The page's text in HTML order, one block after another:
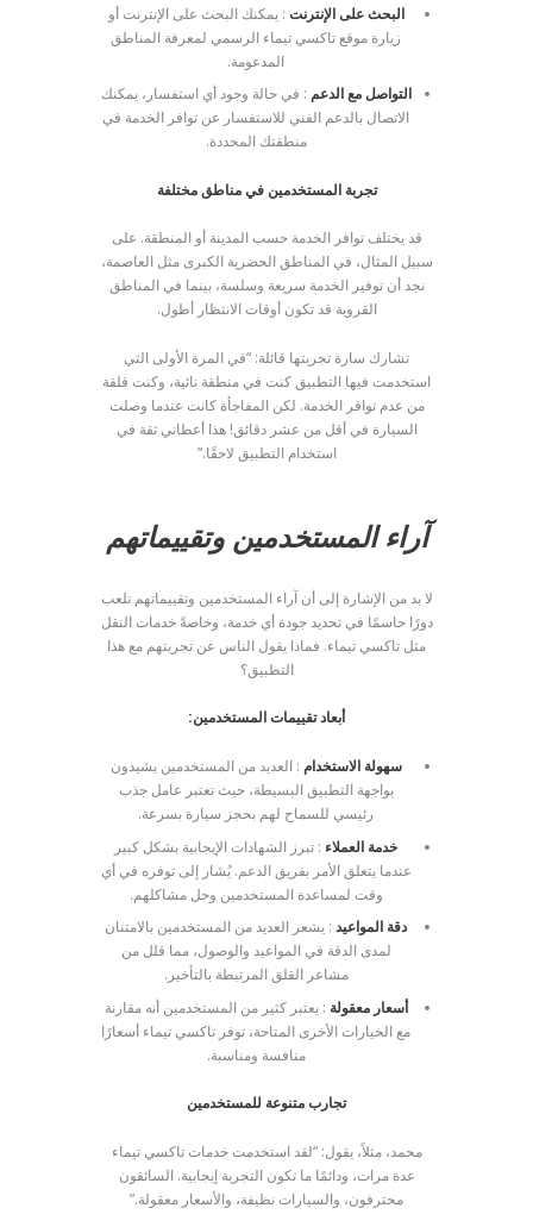
البحث على الإنترنت : يمكنك البحث على الإنترنت أو
زيارة موقع تاكسي تيماء الرسمي لمعرفة المناطق
المدعومة.
التواصل مع الدعم : في حالة وجود أي استفسار، يمكنك
الاتصال بالدعم الفني للاستفسار عن توافر الخدمة في
منطقتك المحددة.
تجربة المستخدمين في مناطق مختلفة
قد يختلف توافر الخدمة حسب المدينة أو المنطقة. على
سبيل المثال، في المناطق الحضرية الكبرى مثل العاصمة،
نجد أن توفير الخدمة سريعة وسلسة، بينما في المناطق
القروية قد تكون أوقات الانتظار أطول.
تشارك سارة تجربتها قائلة: “في المرة الأولى التي
استخدمت فيها التطبيق كنت في منطقة نائية، وكنت قلقة
من عدم توافر الخدمة. لكن المفاجأة كانت عندما وصلت
السيارة في أقل من عشر دقائق! هذا أعطاني ثقة في
استخدام التطبيق لاحقًا.”
آراء المستخدمين وتقييماتهم
لا بد من الإشارة إلى أن آراء المستخدمين وتقييماتهم تلعب
دورًا حاسمًا في تحديد جودة أي خدمة، وخاصةً خدمات النقل
مثل تاكسي تيماء. فماذا يقول الناس عن تجربتهم مع هذا
التطبيق؟
أبعاد تقييمات المستخدمين:
سهولة الاستخدام : العديد من المستخدمين يشيدون
بواجهة التطبيق البسيطة، حيث تعتبر عامل جذب
رئيسي للسماح لهم بحجز سيارة بسرعة.
خدمة العملاء : تبرز الشهادات الإيجابية بشكل كبير
عندما يتعلق الأمر بفريق الدعم. يُشار إلى توفره في أي
وقت لمساعدة المستخدمين وحل مشاكلهم.
دقة المواعيد : يشعر العديد من المستخدمين بالامتنان
لمدى الدقة في المواعيد والوصول، مما قلل من
مشاعر القلق المرتبطة بالتأخير.
أسعار معقولة : يعتبر كثير من المستخدمين أنه مقارنة
مع الخيارات الأخرى المتاحة، توفر تاكسي تيماء أسعارًا
منافسة ومناسبة.
تجارب متنوعة للمستخدمين
محمد، مثلاً، يقول: “لقد استخدمت خدمات تاكسي تيماء
عدة مرات، ودائمًا ما تكون التجربة إيجابية. السائقون
محترفون، والسيارات نظيفة، والأسعار معقولة.”